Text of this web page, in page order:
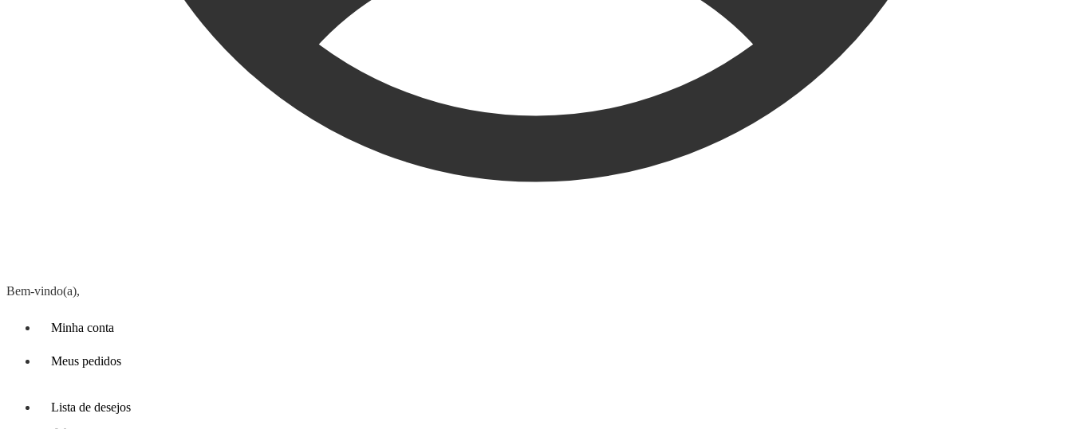
Bem-vindo(a),
Minha conta
Meus pedidos
Lista de desejos